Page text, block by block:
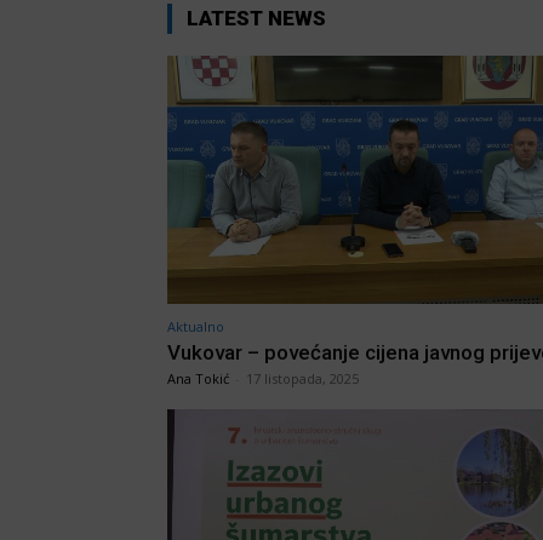
LATEST NEWS
Aktualno
Vukovar – povećanje cijena javnog
Ana Tokić 17 listopada, 2025